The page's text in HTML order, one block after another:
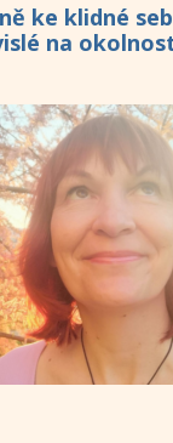
ke klidné
na